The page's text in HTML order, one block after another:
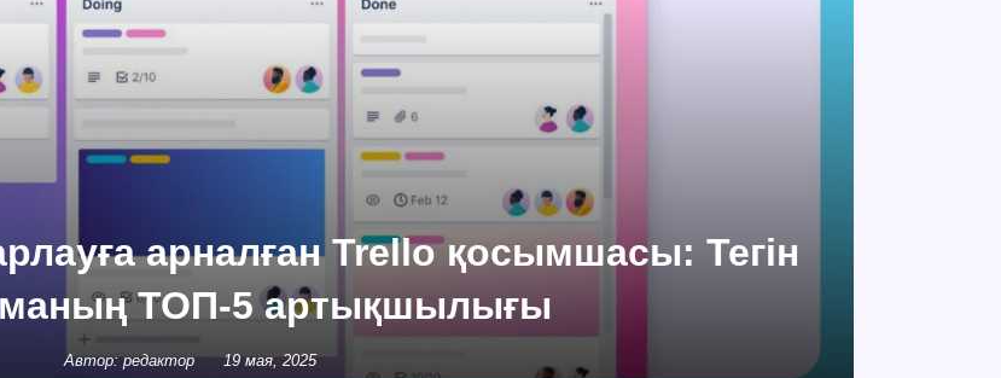
арналған Trello қосымшасы: Тегін
ТОП-5 артықшылығы
Автор: редактор 19 мая, 2025